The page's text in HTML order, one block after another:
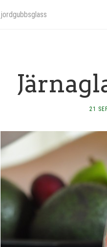
jordgubbsglass
21